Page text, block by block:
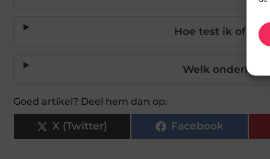
Hoe test ik of
Welk
Goed artikel? Deel hem dan op:
X (Twitter) Facebook